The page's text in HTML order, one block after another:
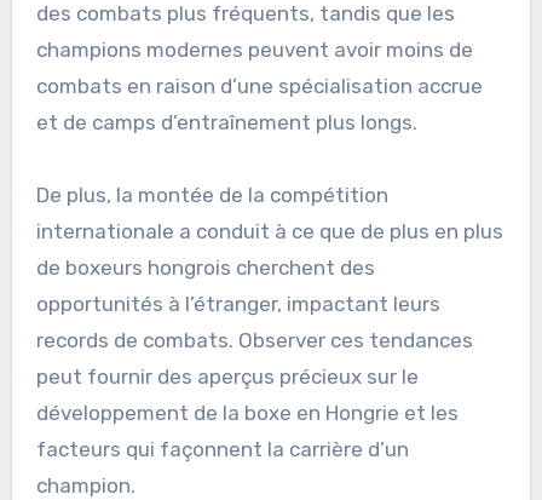
des combats plus fréquents, tandis que les
champions modernes peuvent avoir moins de
combats en raison d’une spécialisation accrue
et de camps d’entraînement plus longs.
De plus, la montée de la compétition
internationale a conduit à ce que de plus en plus
de boxeurs hongrois cherchent des
opportunités à l’étranger, impactant leurs
records de combats. Observer ces tendances
peut fournir des aperçus précieux sur le
développement de la boxe en Hongrie et les
facteurs qui façonnent la carrière d’un
champion.